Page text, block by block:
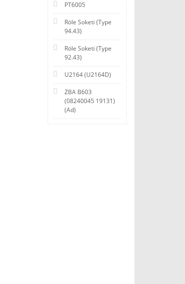
PT6005
Röle Soketi (Type
94.43)
Röle Soketi (Type
92.43)
U2164 (U2164D)
ZBA B603
(08240045 19131)
(Ad)